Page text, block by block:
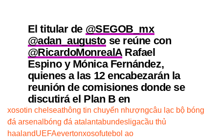
El titular de @SEGOB_mx
@adan_augustose reúne con
@RicardoMonrealARafael
Espino y Mónica Fernández,
quienes a las 12 encabezarán la
reunión de comisiones donde se
discutirá el Plan B en
@senadomexicano
pic.twitter.com/2fDtFi4KGq
xosotin chelseathông tin chuyển nhượngcâu lạc bộ bóng
đá arsenal bóng đá atalantabundesligacầu thủ
haalandUEFAevertonxosofutebol ao